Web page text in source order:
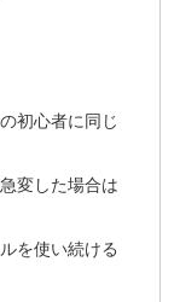
初心者に同じ
変した場合は
を使い続ける